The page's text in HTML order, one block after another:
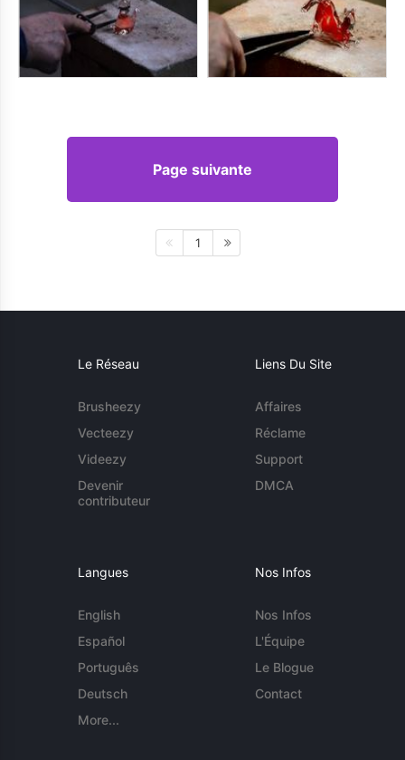
Page suivante
1
Le Réseau
Brusheezy
Vecteezy
Videezy
Devenir
contributeur
Liens Du Site
Affaires
Réclame
Support
DMCA
Langues
English
Español
Português
Deutsch
More...
Nos Infos
Nos Infos
L'Équipe
Le Blogue
Contact